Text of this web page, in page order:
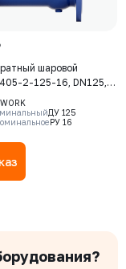
шаровой
2-125-16, DN125,
- GJS-500-7
– угл.сталь,
- NBR, Ф/Ф
ДУ 125
РУ 16